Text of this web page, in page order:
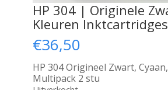
HP 304 | Originele
Kleuren
€36,50
HP 304 Origineel Zwart,
Multipack 2 stu